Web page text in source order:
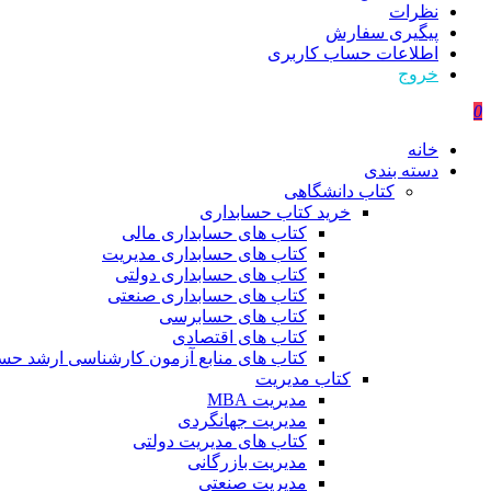
نظرات
پیگیری سفارش
اطلاعات حساب كاربری
خروج
0
خانه
دسته بندی
کتاب دانشگاهی
خرید کتاب حسابداری
کتاب های حسابداری مالی
کتاب های حسابداری مدیریت
کتاب های حسابداری دولتی
کتاب های حسابداری صنعتی
کتاب های حسابرسی
کتاب های اقتصادی
کتاب های منابع آزمون کارشناسی ارشد
کتاب مدیریت
مدیریت MBA
مدیریت جهانگردی
کتاب های مدیریت دولتی
مدیریت بازرگانی
مدیریت صنعتی